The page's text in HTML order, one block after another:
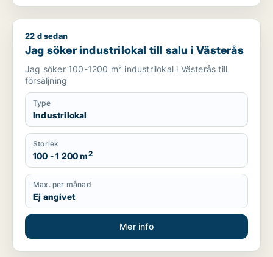
Jag söker industrilokal till salu i Västerås
22 d sedan
Jag söker industrilokal till salu i Västerås
Jag söker 100-1200 m² industrilokal i Västerås till
försäljning
Type
Industrilokal
Storlek
100 - 1 200 m2
Max. per månad
Ej angivet
Mer info